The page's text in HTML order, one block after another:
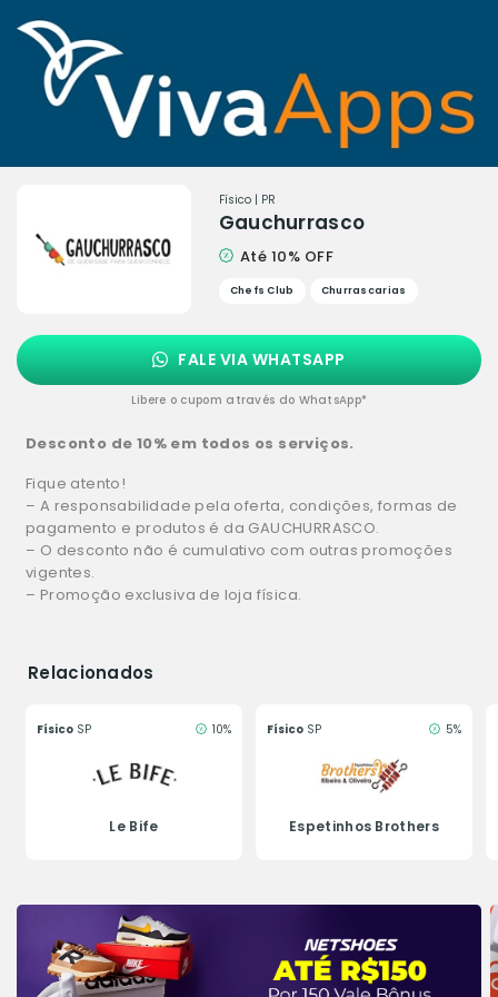
Físico | PR
Gauchurrasco
Até 10% OFF
Chefs Club Churrascarias
FALE VIA WHATSAPP
Libere o cupom através do WhatsApp*
Desconto de 10% em todos os serviços.
Fique atento!
– A responsabilidade pela oferta, condições, formas de
pagamento e produtos é da GAUCHURRASCO.
– O desconto não é cumulativo com outras promoções
vigentes.
– Promoção exclusiva de loja física.
Relacionados
Físico SP 10%
Le Bife
Físico SP 5%
Espetinhos Brothers